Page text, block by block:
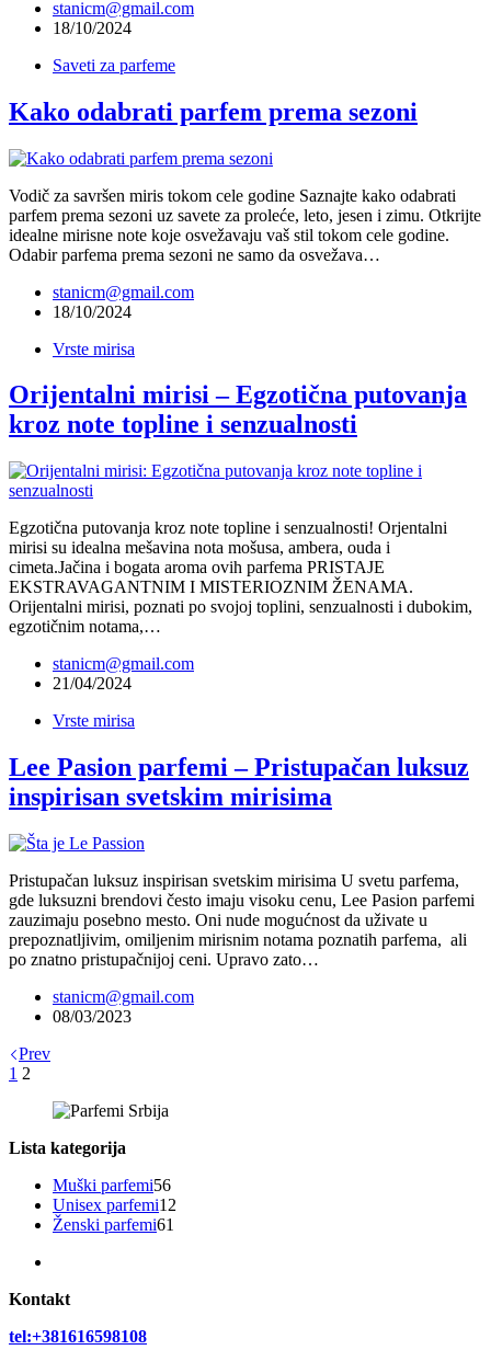
stanicm@gmail.com
18/10/2024
Saveti za parfeme
Kako odabrati parfem prema sezoni
Vodič za savršen miris tokom cele godine Saznajte kako odabrati
parfem prema sezoni uz savete za proleće, leto, jesen i zimu. Otkrijte
idealne mirisne note koje osvežavaju vaš stil tokom cele godine.
Odabir parfema prema sezoni ne samo da osvežava…
stanicm@gmail.com
18/10/2024
Vrste mirisa
Orijentalni mirisi – Egzotična putovanja
kroz note topline i senzualnosti
Egzotična putovanja kroz note topline i senzualnosti! Orjentalni
mirisi su idealna mešavina nota mošusa, ambera, ouda i
cimeta.Jačina i bogata aroma ovih parfema PRISTAJE
EKSTRAVAGANTNIM I MISTERIOZNIM ŽENAMA.
Orijentalni mirisi, poznati po svojoj toplini, senzualnosti i dubokim,
egzotičnim notama,…
stanicm@gmail.com
21/04/2024
Vrste mirisa
Lee Pasion parfemi – Pristupačan luksuz
inspirisan svetskim mirisima
Pristupačan luksuz inspirisan svetskim mirisima U svetu parfema,
gde luksuzni brendovi često imaju visoku cenu, Lee Pasion parfemi
zauzimaju posebno mesto. Oni nude mogućnost da uživate u
prepoznatljivim, omiljenim mirisnim notama poznatih parfema, ali
po znatno pristupačnijoj ceni. Upravo zato…
stanicm@gmail.com
08/03/2023
Prev
1 2
Lista kategorija
Muški parfemi5656
proizvoda
Unisex parfemi12
Ženski parfemi61
Kontakt
tel:+381616598108